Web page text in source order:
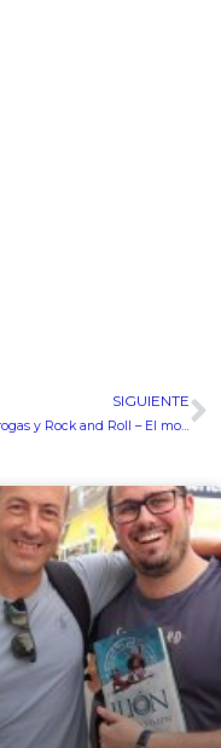
SIGUIENTE
Sexo, Drogas y Rock and Roll – El movimiento de Comunas durante la Transición a la democracia española